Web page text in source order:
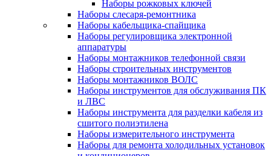
Наборы рожковых ключей
Наборы слесаря-ремонтника
Наборы кабельщика-спайщика
Наборы регулировщика электронной
аппаратуры
Наборы монтажников телефонной связи
Наборы строительных инструментов
Наборы монтажников ВОЛС
Наборы инструментов для обслуживания ПК
и ЛВС
Наборы инструмента для разделки кабеля из
сшитого полиэтилена
Наборы измерительного инструмента
Наборы для ремонта холодильных установок